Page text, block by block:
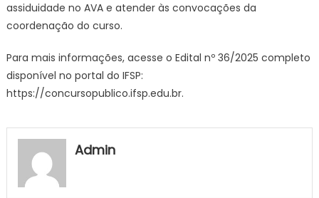
assiduidade no AVA e atender às convocações da
coordenação do curso.
Para mais informações, acesse o Edital nº 36/2025 completo
disponível no portal do IFSP:
https://concursopublico.ifsp.edu.br.
Admin